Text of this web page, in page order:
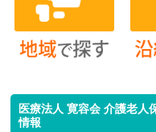
医療法人 寛容会 介護老人
情報